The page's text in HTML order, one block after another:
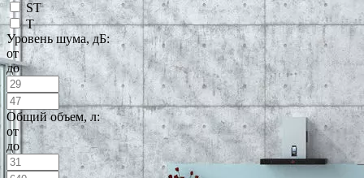
ST
T
Уровень шума, дБ:
от
до
Общий объем, л:
от
до